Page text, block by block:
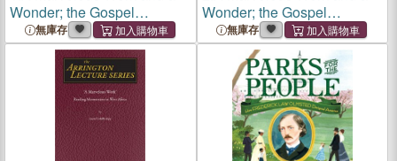
Wonder; the Gospel
Restored
無庫存
Wonder; the Gospel
Restored
無庫存